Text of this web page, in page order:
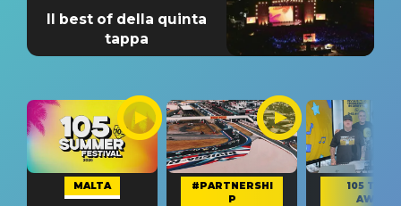
Il best of della quinta
tappa
MALTA
#PARTNERSHI
P
105 TAKE
AWAY